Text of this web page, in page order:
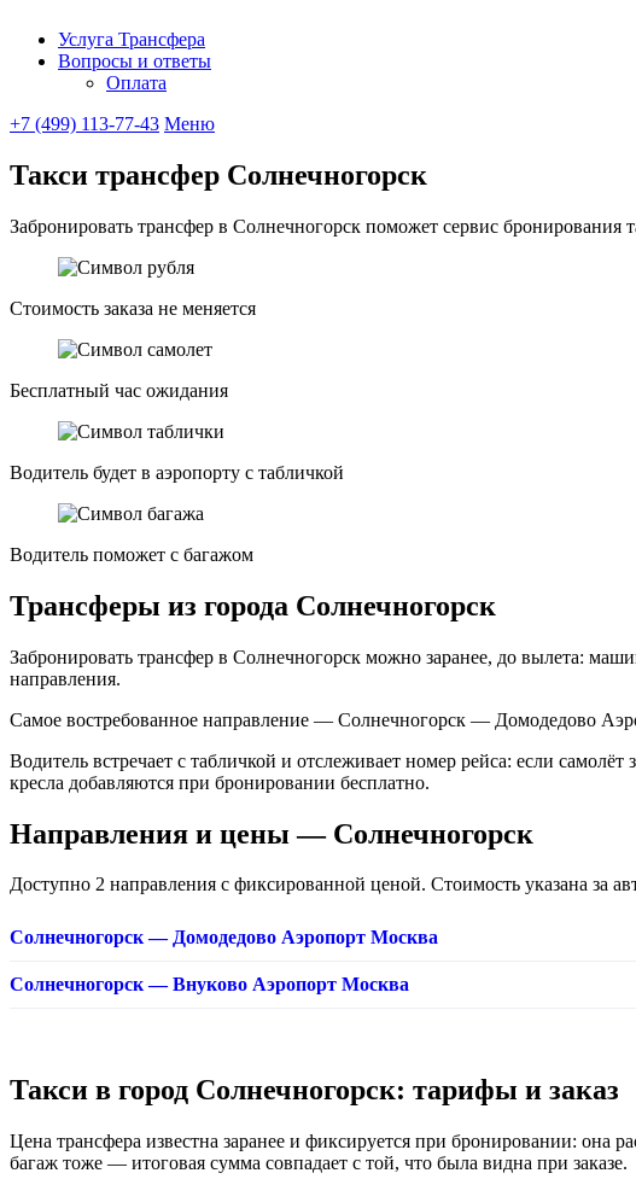
Ubitaxi
Услуга Трансфера
Вопросы и ответы
Оплата
+7 (499) 113-77-43 Меню
Такси трансфер Солнечногорск
Забронировать трансфер в Солнечногорск поможет сервис бронирования
Стоимость заказа не меняется
Бесплатный час ожидания
Водитель будет в аэропорту с табличкой
Водитель поможет с багажом
Трансферы из города Солнечногорск
Забронировать трансфер в Солнечногорск можно заранее, до вылета:
направления.
Самое востребованное направление — Солнечногорск — Домодедово
Водитель встречает с табличкой и отслеживает номер рейса: если
кресла добавляются при бронировании бесплатно.
Направления и цены — Солнечногорск
Доступно 2 направления с фиксированной ценой. Стоимость указана за
Солнечногорск — Домодедово Аэропорт Москва
Солнечногорск — Внуково Аэропорт Москва
Такси в город Солнечногорск: тарифы и заказ
Цена трансфера известна заранее и фиксируется при бронировании: она
багаж тоже — итоговая сумма совпадает с той, что была видна при заказе.